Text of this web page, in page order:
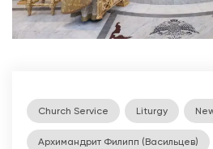
Church Service Liturgy
Архимандрит Филипп (Васильцев)